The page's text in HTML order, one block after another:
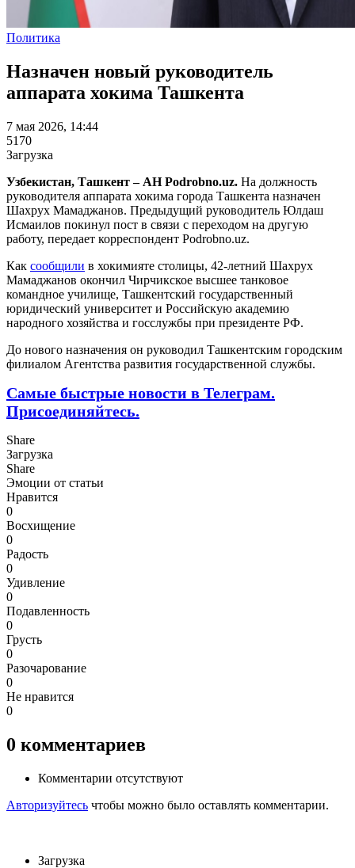
Политика
Назначен новый руководитель
аппарата хокима Ташкента
7 мая 2026, 14:44
5170
Загрузка
Узбекистан, Ташкент – АН Podrobno.uz. На должность
руководителя аппарата хокима города Ташкента назначен
Шахрух Мамаджанов. Предыдущий руководитель Юлдаш
Исмаилов покинул пост в связи с переходом на другую
работу, передает корреспондент Podrobno.uz.
Как сообщили в хокимияте столицы, 42-летний Шахрух
Мамаджанов окончил Чирчикское высшее танковое
командное училище, Ташкентский государственный
юридический университет и Российскую академию
народного хозяйства и госслужбы при президенте РФ.
До нового назначения он руководил Ташкентским городским
филиалом Агентства развития государственной службы.
Самые быстрые новости в Телеграм.
Присоединяйтесь.
Share
Загрузка
Share
Эмоции от статьи
Нравится
0
Восхищение
0
Радость
0
Удивление
0
Подавленность
0
Грусть
0
Разочарование
0
Не нравится
0
0 комментариев
Комментарии отсутствуют
Авторизуйтесь чтобы можно было оставлять комментарии.
Загрузка